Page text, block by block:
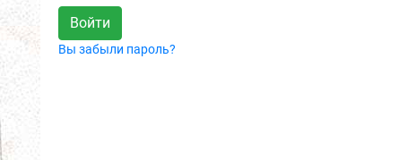
Вы забыли пароль?